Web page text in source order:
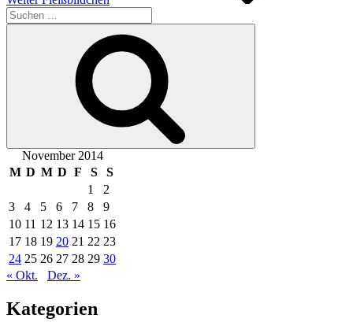
Suche
nach:
November 2014
M D M D F S
S
1
2
3
4 5 6 7 8
9
10 11 12 13 14 15 16
17 18 19 20 21 22 23
24 25 26 27 28 29 30
« Okt.
Dez. »
Kategorien